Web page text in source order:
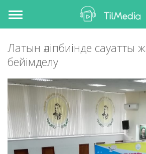
Toggle
navigation
Латын әліпбиінде сауатты
бейімделу